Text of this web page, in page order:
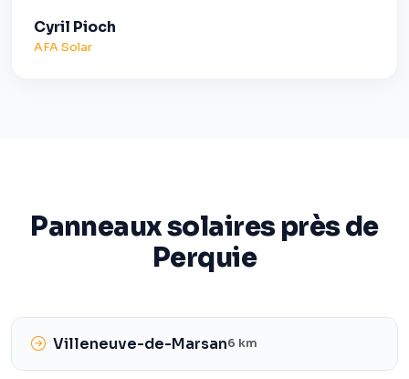
Cyril Pioch
AFA Solar
Panneaux solaires près de
Perquie
Villeneuve-de-Marsan6 km